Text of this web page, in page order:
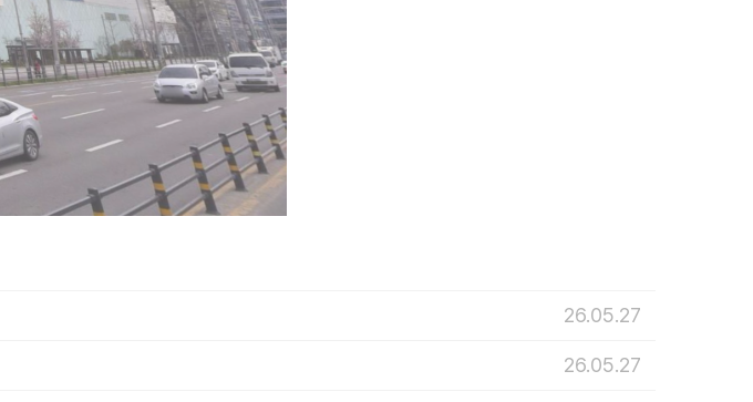
26.05.27
26.05.27